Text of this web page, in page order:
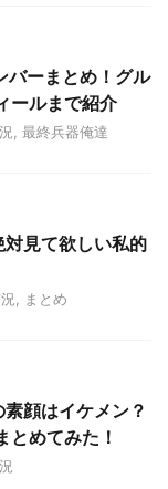
バーまとめ！グル
ールまで紹介
最終兵器俺達
見て欲しい私的
まとめ
顔はイケメン？
とめてみた！